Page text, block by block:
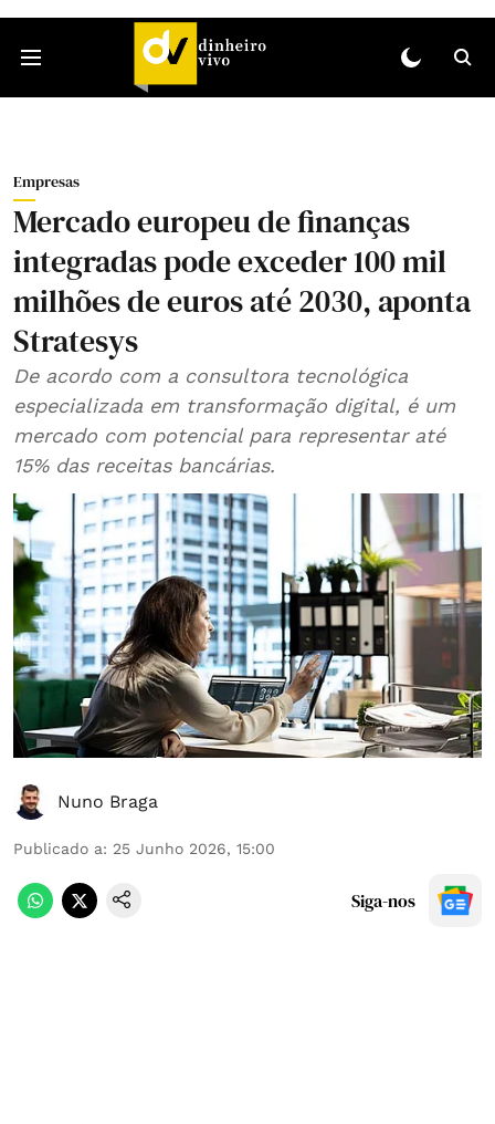
Empresas
Mercado europeu de finanças
integradas pode exceder 100 mil
milhões de euros até 2030, aponta
Stratesys
De acordo com a consultora tecnológica
especializada em transformação digital, é um
mercado com potencial para representar até
15% das receitas bancárias.
Nuno Braga
Publicado a: 25 Junho 2026, 15:00
Siga-nos